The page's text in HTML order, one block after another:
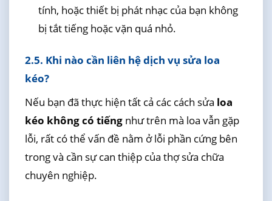
tính, hoặc thiết bị phát nhạc của bạn không
bị tắt tiếng hoặc vặn quá nhỏ.
2.5. Khi nào cần liên hệ dịch vụ sửa loa
kéo?
Nếu bạn đã thực hiện tất cả các cách sửa loa
kéo không có tiếngnhư trên mà loa vẫn gặp
lỗi, rất có thể vấn đề nằm ở lỗi phần cứng bên
trong và cần sự can thiệp của thợ sửa chữa
chuyên nghiệp.